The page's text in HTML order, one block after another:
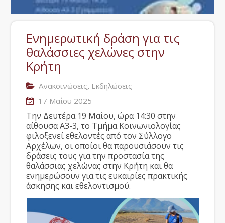
Ενημερωτική δράση για τις
θαλάσσιες χελώνες στην
Κρήτη
Ανακοινώσεις, Εκδηλώσεις
17 Μαΐου 2025
Την Δευτέρα 19 Μαΐου, ώρα 14:30 στην
αίθουσα Α3-3, το Τμήμα Κοινωνιολογίας
φιλοξενεί εθελοντές από τον Σύλλογο
Αρχέλων, οι οποίοι θα παρουσιάσουν τις
δράσεις τους για την προστασία της
θαλάσσιας χελώνας στην Κρήτη και θα
ενημερώσουν για τις ευκαιρίες πρακτικής
άσκησης και εθελοντισμού.